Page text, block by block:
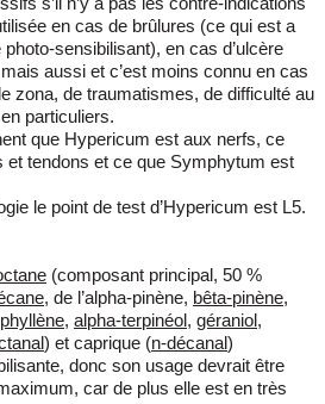
en cas de brûlures (ce qui est a
sensibilisant), en cas d’ulcère
aussi et c’est moins connu en cas
zona, de traumatismes, de difficulté au
particuliers.
que Hypericum est aux nerfs, ce
et tendons et ce que Symphytum est
le point de test d’Hypericum est L5.
(composant principal, 50 %
, de l’alpha-pinène, bêta-pinène,
, alpha-terpinéol, géraniol,
) et caprique (n-décanal)
donc son usage devrait être
car de plus elle est en très